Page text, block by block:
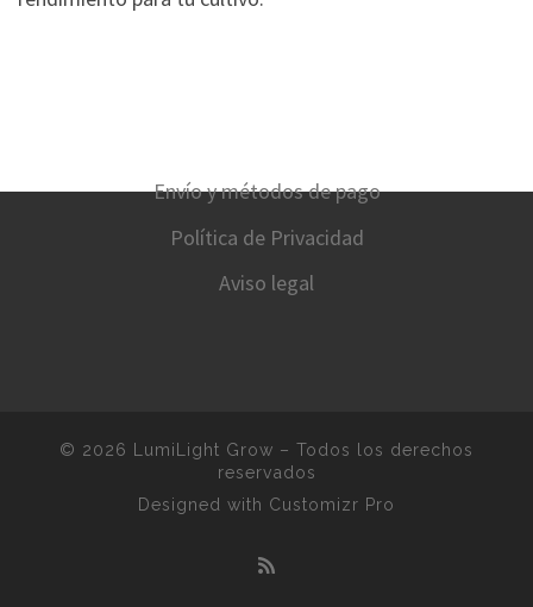
Envío y métodos de pago
Política de Privacidad
Aviso legal
© 2026 LumiLight Grow – Todos los derechos
reservados
Designed with Customizr Pro